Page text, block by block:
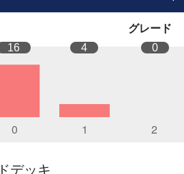
グレード
16
4 0
デッキ